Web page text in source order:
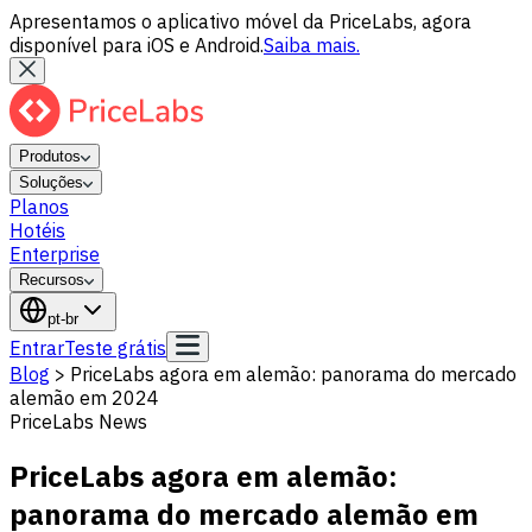
Apresentamos o aplicativo móvel da PriceLabs, agora
disponível para iOS e Android.Saiba mais.
Produtos
Soluções
Planos
Hotéis
Enterprise
Recursos
pt-br
EntrarTeste grátis
Blog > PriceLabs agora em alemão: panorama do mercado
alemão em 2024
PriceLabs News
PriceLabs agora em alemão:
panorama do mercado alemão em